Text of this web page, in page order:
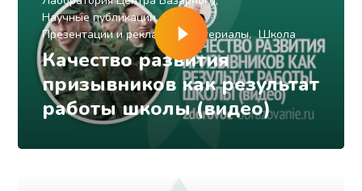
Научные публикации
Презентации и рекламные материалы
Школа
Качество развития
призывников как результат
работы школы (видео)